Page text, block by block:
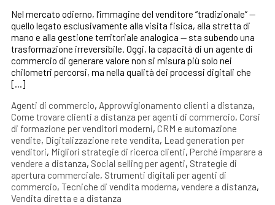
Nel mercato odierno, l’immagine del venditore “tradizionale” —
quello legato esclusivamente alla visita fisica, alla stretta di
mano e alla gestione territoriale analogica — sta subendo una
trasformazione irreversibile. Oggi, la capacità di un agente di
commercio di generare valore non si misura più solo nei
chilometri percorsi, ma nella qualità dei processi digitali che
[…]
Agenti di commercio, Approvvigionamento clienti a distanza,
Come trovare clienti a distanza per agenti di commercio, Corsi
di formazione per venditori moderni, CRM e automazione
vendite, Digitalizzazione rete vendita, Lead generation per
venditori, Migliori strategie di ricerca clienti, Perché imparare a
vendere a distanza, Social selling per agenti, Strategie di
apertura commerciale, Strumenti digitali per agenti di
commercio, Tecniche di vendita moderna, vendere a distanza,
Vendita diretta e a distanza